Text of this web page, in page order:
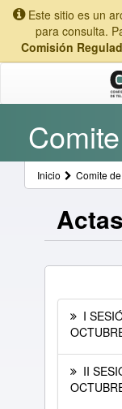
Este sitio es un
para consulta.
Comisión
Inicio Comite
I
II